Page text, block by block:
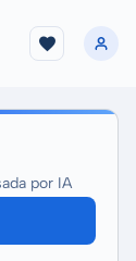
por IA